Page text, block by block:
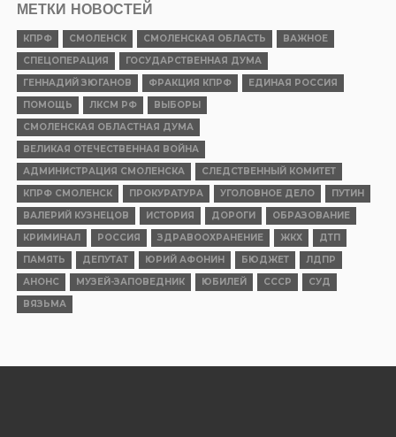
МЕТКИ НОВОСТЕЙ
КПРФ СМОЛЕНСК СМОЛЕНСКАЯ ОБЛАСТЬ
ВАЖНОЕ
СПЕЦОПЕРАЦИЯ
ГОСУДАРСТВЕННАЯ ДУМА
ГЕННАДИЙ ЗЮГАНОВ
ФРАКЦИЯ КПРФ
ЕДИНАЯ РОССИЯ
ПОМОЩЬ
ЛКСМ РФ
ВЫБОРЫ
СМОЛЕНСКАЯ ОБЛАСТНАЯ ДУМА
ВЕЛИКАЯ ОТЕЧЕСТВЕННАЯ ВОЙНА
АДМИНИСТРАЦИЯ СМОЛЕНСКА
СЛЕДСТВЕННЫЙ КОМИТЕТ
КПРФ СМОЛЕНСК
ПРОКУРАТУРА УГОЛОВНОЕ ДЕЛО
ПУТИН
ВАЛЕРИЙ КУЗНЕЦОВ
ИСТОРИЯ ДОРОГИ
ОБРАЗОВАНИЕ
КРИМИНАЛ
РОССИЯ ЗДРАВООХРАНЕНИЕ ЖКХ
ДТП
ПАМЯТЬ
ДЕПУТАТ ЮРИЙ АФОНИН БЮДЖЕТ
ЛДПР
АНОНС
МУЗЕЙ-ЗАПОВЕДНИК ЮБИЛЕЙ СССР
СУД
ВЯЗЬМА